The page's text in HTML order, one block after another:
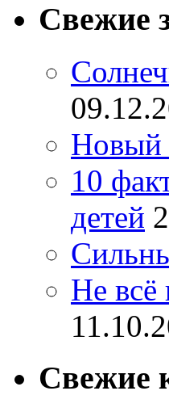
Свежие
Новый
10
детей
Не всё
Свежие